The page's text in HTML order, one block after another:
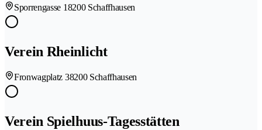
Sporrengasse 18200 Schaffhausen
Verein Rheinlicht
Fronwagplatz 38200 Schaffhausen
Verein Spielhuus-Tagesstätten